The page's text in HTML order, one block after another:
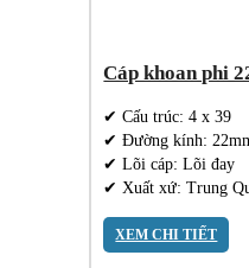
Cáp khoan phi
✔ Cấu trúc: 4 x 39
✔ Đường kính:
✔ Lõi cáp: Lõi đay
✔ Xuất xứ: Trung
XEM CHI TIẾT